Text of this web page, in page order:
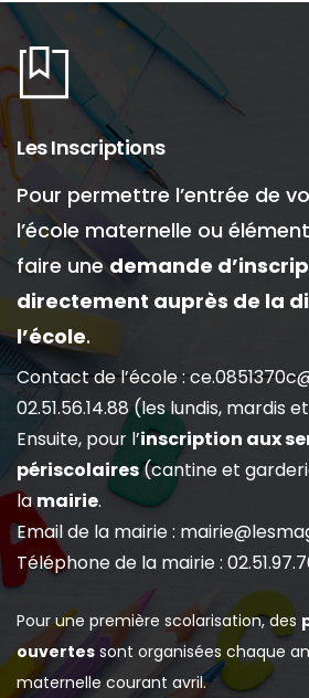
Les Inscriptions
Pour permettre l’entrée de
l’école maternelle ou
faire unedemande
directement auprès de la
l’école.
Contact de l’école :
02.51.56.14.88 (les lundis, mardis
Ensuite, pour l’inscription aux
périscolaires(cantine et
lamairie.
Email de la mairie :
Téléphone de la mairie :
Pour une première scolarisation, des
ouvertes sont organisées chaque
maternelle courant avril.